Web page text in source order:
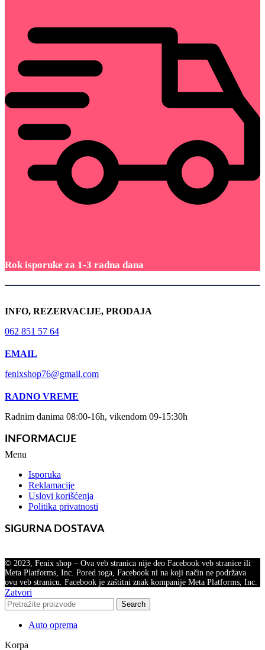
Rok isporuke za 1-3 radna dana
INFO, REZERVACIJE, PRODAJA
062 851 57 64
EMAIL
fenixshop76@gmail.com
RADNO VREME
Radnim danima 08:00-16h, vikendom 09-15:30h
INFORMACIJE
Menu
Isporuka
Reklamacije
Uslovi korišćenja
Politika privatnosti
SIGURNA DOSTAVA
© 2023, Fenix shop – Ova veb stranica nije deo Facebook veb stranice ili
Meta Platforms, Inc. Pored toga, Facebook ni na koji način ne podržava
ovu veb stranicu. Facebook je zaštitni znak kompanije Meta Platforms, Inc.
Zatvori
Search
Auto oprema
Korpa